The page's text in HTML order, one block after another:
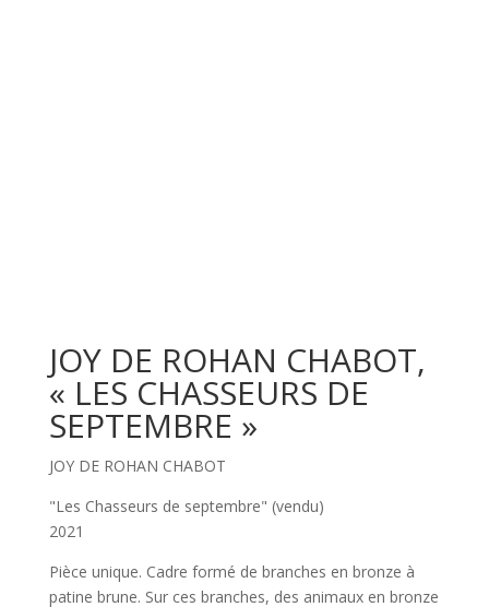
JOY DE ROHAN CHABOT,
« LES CHASSEURS DE
SEPTEMBRE »
JOY DE ROHAN CHABOT
"Les Chasseurs de septembre" (vendu)
2021
Pièce unique. Cadre formé de branches en bronze à
patine brune. Sur ces branches, des animaux en bronze